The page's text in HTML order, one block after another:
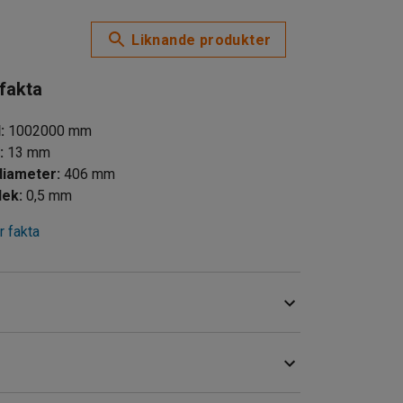
Liknande produkter
: 1002000 mm
: 13 mm
: 406 mm
: 0,5 mm
fakta